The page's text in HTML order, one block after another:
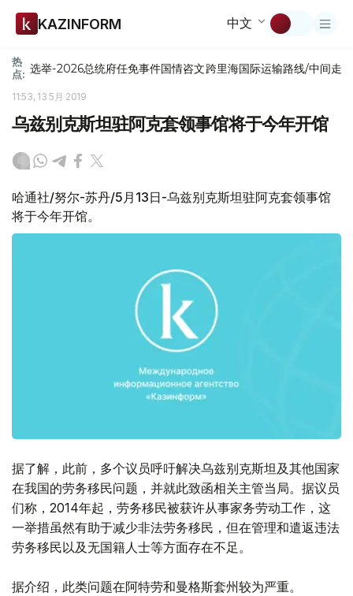
KAZINFORM 中文
热
点: 选举-2026总统府任免事件国情咨文跨里海国际运输路线/中间走廊
11:53, 13 5月 2019
乌兹别克斯坦驻阿克套领事馆将于今年开馆
哈通社/努尔-苏丹/5月13日-乌兹别克斯坦驻阿克套领事馆
将于今年开馆。
据了解，此前，多个议员呼吁解决乌兹别克斯坦及其他国家
在我国的劳务移民问题，并就此致函相关主管当局。据议员
们称，2014年起，劳务移民被获许从事家务劳动工作，这
一举措虽然有助于减少非法劳务移民，但在管理和遣返违法
劳务移民以及无国籍人士等方面存在不足。
据介绍，此类问题在阿特劳和曼格斯套州较为严重。